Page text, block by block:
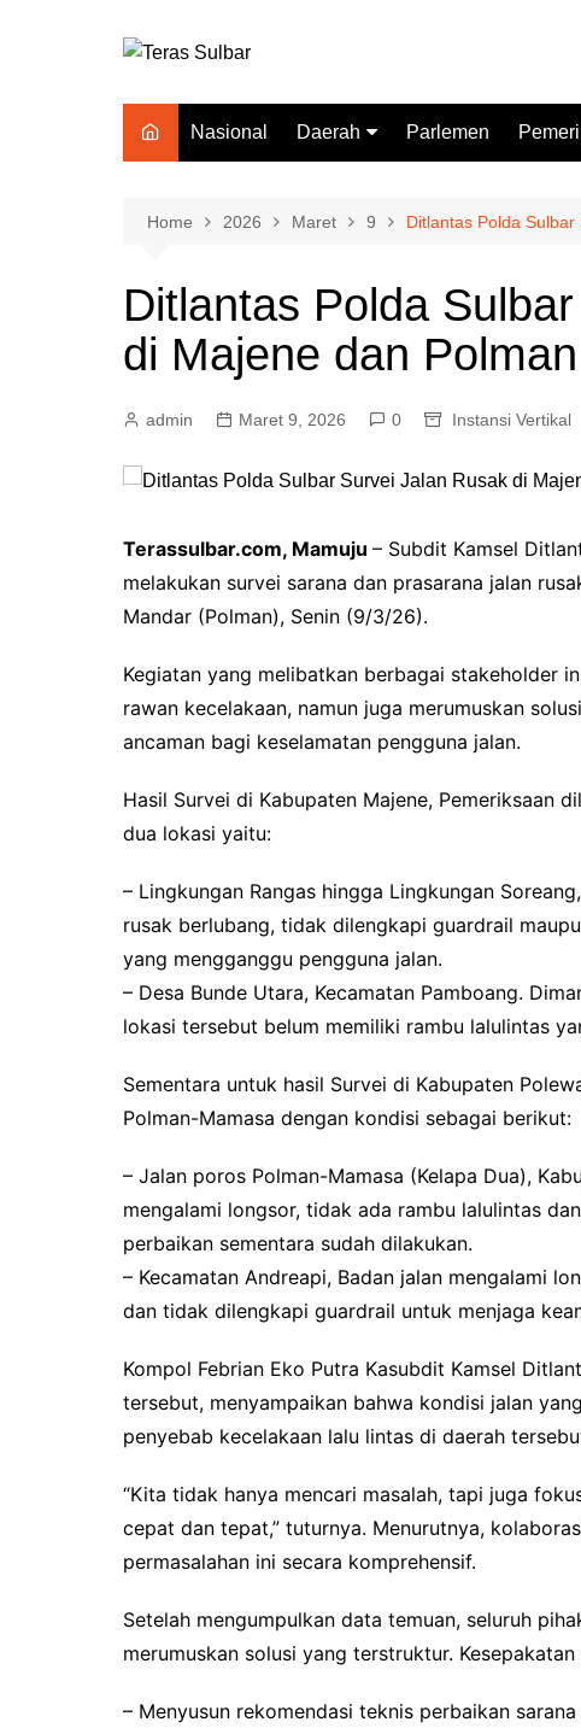
Nasional Daerah
Polewali Mandar
Majene
Mamasa
Parlemen
Home 2026 Maret 9 Ditlantas Polda
Ditlantas Polda
di Majene dan Polman
admin Maret 9, 2026 0 Instansi Vertikal
Terassulbar.com, Mamuju – Subdit Kamsel
melakukan survei sarana dan prasarana jalan
Mandar (Polman), Senin (9/3/26).
Kegiatan yang melibatkan berbagai stakeholder
rawan kecelakaan, namun juga merumuskan
ancaman bagi keselamatan pengguna jalan.
Hasil Survei di Kabupaten Majene, Pemeriksaan
dua lokasi yaitu:
– Lingkungan Rangas hingga Lingkungan
rusak berlubang, tidak dilengkapi guardrail
yang mengganggu pengguna jalan.
– Desa Bunde Utara, Kecamatan Pamboang.
lokasi tersebut belum memiliki rambu lalulintas
Sementara untuk hasil Survei di Kabupaten
Polman-Mamasa dengan kondisi sebagai berikut:
– Jalan poros Polman-Mamasa (Kelapa Dua),
mengalami longsor, tidak ada rambu lalulintas
perbaikan sementara sudah dilakukan.
– Kecamatan Andreapi, Badan jalan mengalami
dan tidak dilengkapi guardrail untuk menjaga
Kompol Febrian Eko Putra Kasubdit Kamsel
tersebut, menyampaikan bahwa kondisi jalan
penyebab kecelakaan lalu lintas di daerah
“Kita tidak hanya mencari masalah, tapi juga
cepat dan tepat,” tuturnya. Menurutnya,
permasalahan ini secara komprehensif.
Setelah mengumpulkan data temuan, seluruh
merumuskan solusi yang terstruktur.
– Menyusun rekomendasi teknis perbaikan